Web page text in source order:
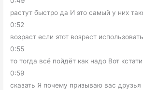
растут быстро да И это самый у них
0:52
возраст если этот возраст использовать
0:55
то тогда всё пойдёт как надо Вот кстати
0:59
сказать Я почему призываю вас друзья